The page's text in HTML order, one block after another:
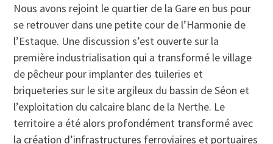
Nous avons rejoint le quartier de la Gare en bus pour
se retrouver dans une petite cour de l’Harmonie de
l’Estaque. Une discussion s’est ouverte sur la
première industrialisation qui a transformé le village
de pêcheur pour implanter des tuileries et
briqueteries sur le site argileux du bassin de Séon et
l’exploitation du calcaire blanc de la Nerthe. Le
territoire a été alors profondément transformé avec
la création d’infrastructures ferroviaires et portuaires